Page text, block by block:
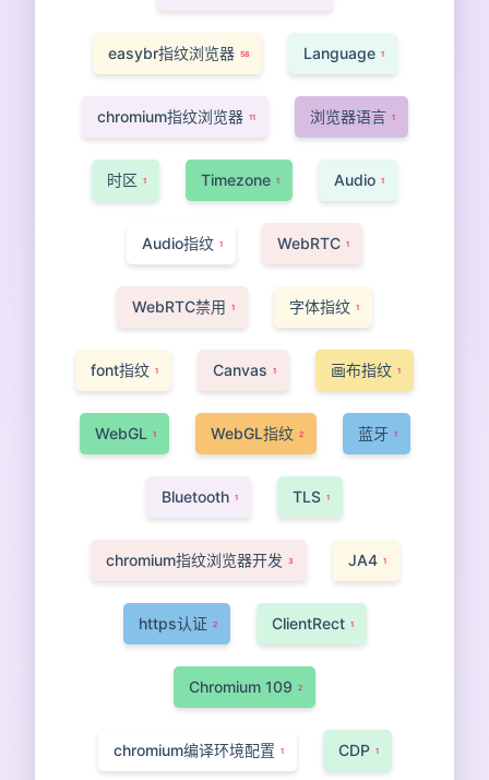
easybr指纹浏览器 58 Language 1
chromium指纹浏览器 11 浏览器语言 1
时区 1 Timezone 1 Audio 1
Audio指纹 1 WebRTC 1
WebRTC禁用 1 字体指纹 1
font指纹 1 Canvas 1 画布指纹 1
WebGL 1 WebGL指纹 2 蓝牙 1
Bluetooth 1 TLS 1
chromium指纹浏览器开发 3 JA4 1
https认证 2 ClientRect 1
Chromium 109 2
chromium编译环境配置 1 CDP 1